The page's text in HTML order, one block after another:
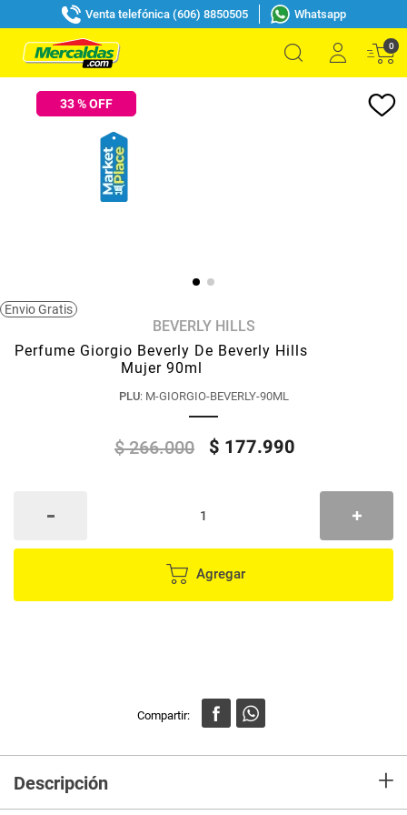
Venta telefónica (606) 8850505 Whatsapp
0
33% OFF
Envio Gratis
BEVERLY HILLS
Perfume Giorgio Beverly De Beverly Hills
Mujer 90ml
PLU: M-GIORGIO-BEVERLY-90ML
$ 266.000 $ 177.990
Agregar
Descripción +